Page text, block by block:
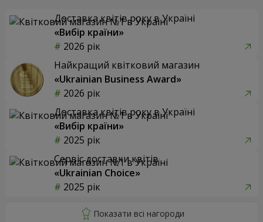
Доставка квітів року в Україні
«Вибір країни»
2026 рік
Найкращий квітковий магазин
«Ukrainian Business Award»
2026 рік
Доставка квітів року в Україні
«Вибір країни»
2025 рік
Сервіс доставки квітів
«Ukrainian Choice»
2025 рік